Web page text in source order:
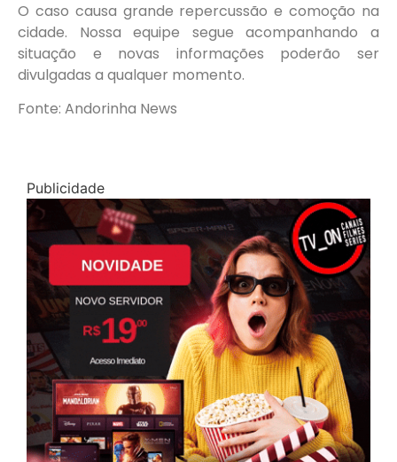
O caso causa grande repercussão e comoção na
cidade. Nossa equipe segue acompanhando a
situação e novas informações poderão ser
divulgadas a qualquer momento.
Fonte: Andorinha News
Publicidade